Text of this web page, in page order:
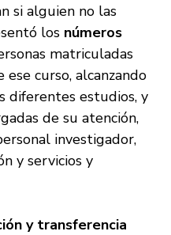
si alguien no las
los números
matriculadas
curso, alcanzando
diferentes estudios, y
de su atención,
investigador,
y servicios y
y transferencia